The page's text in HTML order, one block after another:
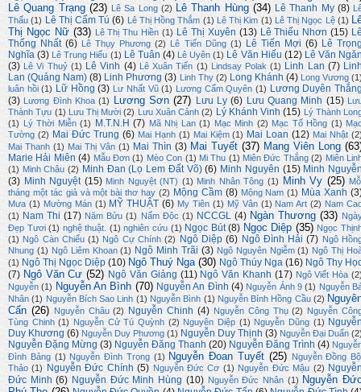
Lê Quang Trạng (23) Lê Sa Long (2) Lê Thanh Hùng (34) Lê Thanh My (8)
Thấu (1) Lê Thị Cẩm Tú (6) Lê Thị Hồng Thắm (1) Lê Thị Kim (1) Lê Thị Ngọc Lệ (1)
Thị Ngọc Nữ (33) Lê Thị Thu Hiền (1) Lê Thị Xuyên (13) Lê Thiếu Nhơn (15)
Thống Nhất (6) Lê Thụy Phương (2) Lê Tiến Dũng (1) Lê Tiến Mợi (6) Lê
Nghĩa (3) Lê Trung Hiếu (1) Lê Tuân (4) Lê Uyên (1) Lê Văn Hiếu (12) Lê Văn
(3) Lê Vi Thuỷ (1) Lê Vinh (4) Lê Xuân Tiến (1) Lindsay Polak (1) Linh Lan (7)
Lan (Quảng Nam) (8) Linh Phương (3) Linh Thy (2) Long Khánh (4) Long Vương
luân hồi (1) Lữ Hồng (3) Lư Nhất Vũ (1) Lương Cẩm Quyên (1) Lương Duyên
(3) Lương Đình Khoa (1) Lương Sơn (27) Lưu Ly (6) Lưu Quang Minh (15)
Thành Tựu (1) Lưu Thị Mười (2) Lưu Xuân Cảnh (2) Lý Khánh Vinh (15) Lý Thành
(1)
Lý Thời Miễn (1) M.T.N.H (7) Mã Nhị Lan (1) Mạc Minh (2) Mạc Tố Hồng (1)
Tường (2) Mai Đức Trung (6) Mai Hạnh (1) Mai Kiệm (1) Mai Loan (12) Mai Nhật
Mai Thanh (1) Mai Thị Vân (1) Mai Thìn (3) Mai Tuyết (37) Mang Viên Long
Marie Hải Miên (4) Mẫu Đơn (1) Mèo Con (1) Mi Thu (1) Miên Đức Thắng (2) Miên
(1) Minh Châu (2) Minh Đan (Lọ Lem Đất Võ) (6) Minh Nguyên (15) Minh
(3) Minh Nguyệt (15) Minh Nguyệt (NT) (1) Minh Nhân Tông (1) Minh Vy (25)
tháng một tác giả và một bài thơ hay (2) Mộng Cầm (8) Mộng Nam (1) Mùa Xanh
Mưa (1) Mường Mán (1) MỸ THUẬT (6) My Tiên (1) Mỹ Vân (1) Nam Art (2) Nam
(1) Nam Thi (17) Năm Bửu (1) Nấm Độc (1) NCCGL (4) Ngàn Thương (33)
Đẹp Tươi (1) nghệ thuật. (1) nghiên cứu (1) Ngọc Bút (8) Ngọc Diệp (35) Ngọc
(1) Ngô Càn Chiểu (1) Ngô Cự Chính (2) Ngô Diệp (6) Ngô Đình Hải (7) Ngô
Nhung (1) Ngô Liêm Khoan (1) Ngô Minh Trãi (3) Ngô Nguyên Ngiễm (1) Ngô Thị
(1) Ngô Thị Ngọc Diệp (10) Ngô Thuý Nga (30) Ngô Thúy Nga (16) Ngô Thy
(7) Ngô Văn Cư (52) Ngô Văn Giảng (11) Ngô Văn Khanh (17) Ngô Viết Hòa
Nguyễn (1) Nguyễn An Bình (70) Nguyễn An Đình (4) Nguyễn Ánh 9 (1) Nguyễn
Nhân (1) Nguyễn Bích Sao Linh (1) Nguyễn Bình (1) Nguyễn Bính Hồng Cầu (2)
Cẩn (26) Nguyễn Châu (2) Nguyễn Chinh (4) Nguyễn Công Thụ (2) Nguyễn
Tùng Chinh (1) Nguyễn Cử Tú Quỳnh (2) Nguyên Diệp (1) Nguyễn Dũng (1)
Duy Khương (6) Nguyễn Duy Phương (1) Nguyễn Duy Thịnh (3) Nguyễn Đại Duẩn
Nguyễn Đặng Mừng (3) Nguyễn Đăng Thanh (20) Nguyễn Đăng Trình (4)
Đình Bảng (1) Nguyễn Đình Trọng (1) Nguyễn Đoan Tuyết (25)
Nguyễn Đồng
Thảo (1) Nguyễn Đức Chính (5) Nguyễn Đức Cơ (1) Nguyễn Đức Mậu (2)
Đức Minh (6) Nguyễn Đức Minh Hùng (10) Nguyễn Đức Nhân (1) Nguyễn